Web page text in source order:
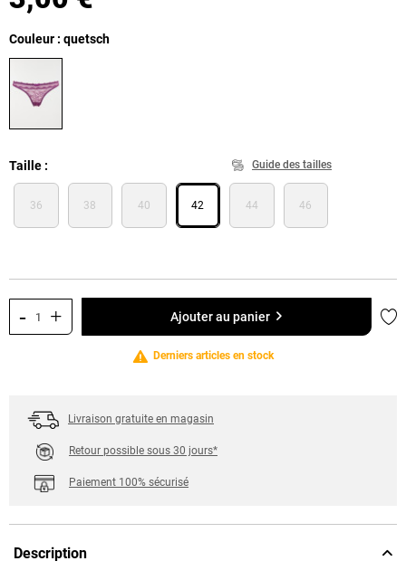
Couleur : quetsch
Taille Guide des tailles
36 38 40 42 44 46
- + Ajouter au panier
Derniers articles en stock
Livraison gratuite en magasin
Retour possible sous 30 jours*
Paiement 100% sécurisé
Description